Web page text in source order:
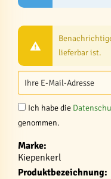
lieferbar ist.
Ich habe die
genommen.
Marke:
Kiepenkerl
Produktbezeichnung: